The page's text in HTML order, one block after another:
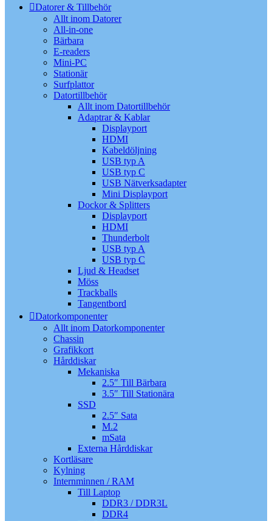
Datorer & Tillbehör
Allt inom Datorer
All-in-one
Bärbara
E-readers
Mini-PC
Stationär
Surfplattor
Datortillbehör
Allt inom Datortillbehör
Adaptrar & Kablar
Displayport
HDMI
Kabeldöljning
USB typ A
USB typ C
USB Nätverksadapter
Mini Displayport
Dockor & Splitters
Displayport
HDMI
Thunderbolt
USB typ A
USB typ C
Ljud & Headset
Möss
Trackballs
Tangentbord
Datorkomponenter
Allt inom Datorkomponenter
Chassin
Grafikkort
Hårddiskar
Mekaniska
2.5″ Till Bärbara
3.5″ Till Stationära
SSD
2.5″ Sata
M.2
mSata
Externa Hårddiskar
Kortläsare
Kylning
Internminnen / RAM
Till Laptop
DDR3 / DDR3L
DDR4